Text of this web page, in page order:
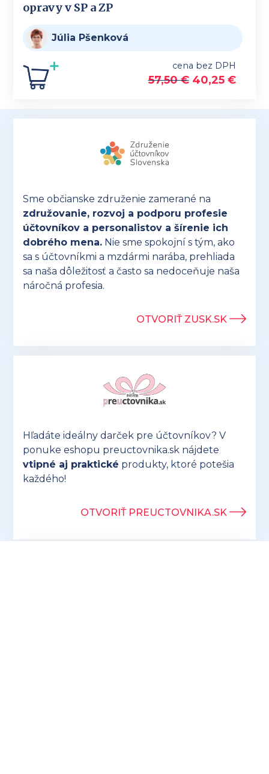
opravy v SP a ZP
Júlia Pšenková
cena bez DPH
57,50€ 40,25 €
Sme občianske združenie zamerané na
združovanie, rozvoj a podporu profesie
účtovníkov a personalistov a šírenie ich
dobrého mena. Nie sme spokojní s tým, ako
sa s účtovníkmi a mzdármi narába, prehliada
sa naša dôležitosť a často sa nedoceňuje naša
náročná profesia.
OTVORIŤ ZUSK.SK
Hľadáte ideálny darček pre účtovníkov? V
ponuke eshopu preuctovnika.sk nájdete
vtipné aj praktické produkty, ktoré potešia
každého!
OTVORIŤ PREUCTOVNIKA.SK